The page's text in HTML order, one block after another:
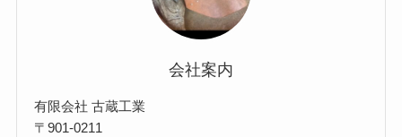
会社案内
有限会社 古蔵工業
〒901-0211